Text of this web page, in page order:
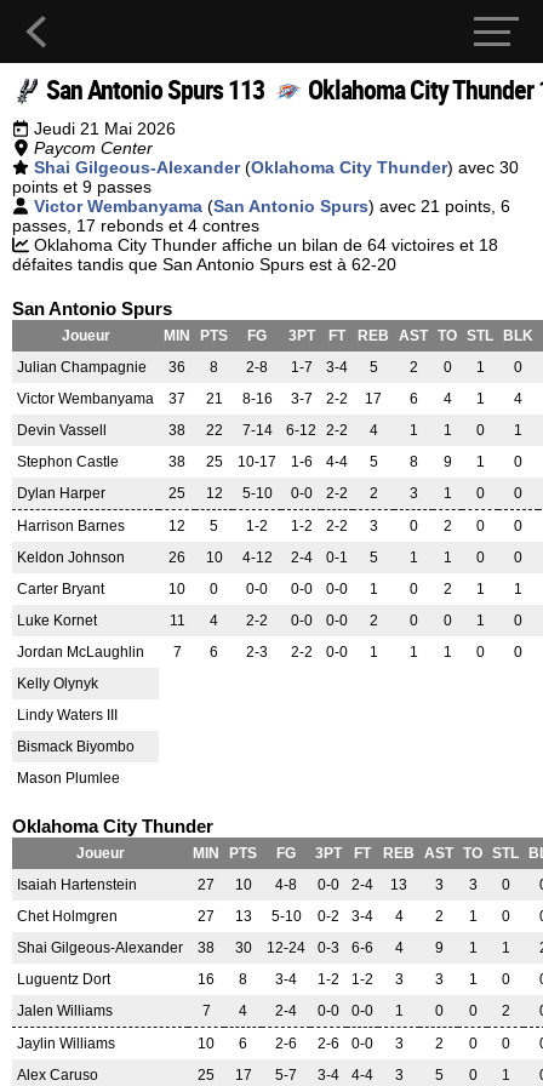
San Antonio Spurs 113 Oklahoma City Thunder
Jeudi 21 Mai 2026
Paycom Center
Shai Gilgeous-Alexander(Oklahoma City Thunder) avec 30
points et 9 passes
Victor Wembanyama (San Antonio Spurs) avec 21 points, 6
passes, 17 rebonds et 4 contres
Oklahoma City Thunder affiche un bilan de 64 victoires et 18
défaites tandis que San Antonio Spurs est à 62-20
San Antonio Spurs
Joueur MIN PTS FG 3PT FT REB AST TO STL
BLK
Julian Champagnie
36 8 2-8 1-7 3-4 5 2 0 1
0
Victor Wembanyama
37 21 8-16 3-7 2-2 17 6 4 1
4
Devin Vassell
38 22 7-14 6-12 2-2 4 1 1 0
1
Stephon Castle
38 25 10-17 1-6 4-4 5 8 9 1
0
Dylan Harper
25 12 5-10 0-0 2-2 2 3 1 0
0
Harrison Barnes
12 5 1-2 1-2 2-2 3 0 2 0
0
Keldon Johnson
26 10 4-12 2-4 0-1 5 1 1 0
0
Carter Bryant
10 0 0-0 0-0 0-0 1 0 2 1
1
Luke Kornet
11 4 2-2 0-0 0-0 2 0 0 1
0
Jordan McLaughlin
7 6 2-3 2-2 0-0 1 1 1 0
0
Kelly Olynyk
Lindy Waters III
Bismack Biyombo
Mason Plumlee
Oklahoma City Thunder
Joueur MIN PTS FG 3PT FT REB AST TO STL
Isaiah Hartenstein
27 10 4-8 0-0 2-4 13 3 3 0
Chet Holmgren
27 13 5-10 0-2 3-4 4 2 1 0
Shai Gilgeous-Alexander
38 30 12-24 0-3 6-6 4 9 1 1
Luguentz Dort
16 8 3-4 1-2 1-2 3 3 1 0
Jalen Williams
7 4 2-4 0-0 0-0 1 0 0 2
Jaylin Williams
10 6 2-6 2-6 0-0 3 2 0 0
Alex Caruso
25 17 5-7 3-4 4-4 3 5 0 1